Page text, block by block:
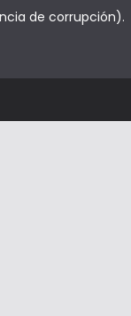
de corrupción).